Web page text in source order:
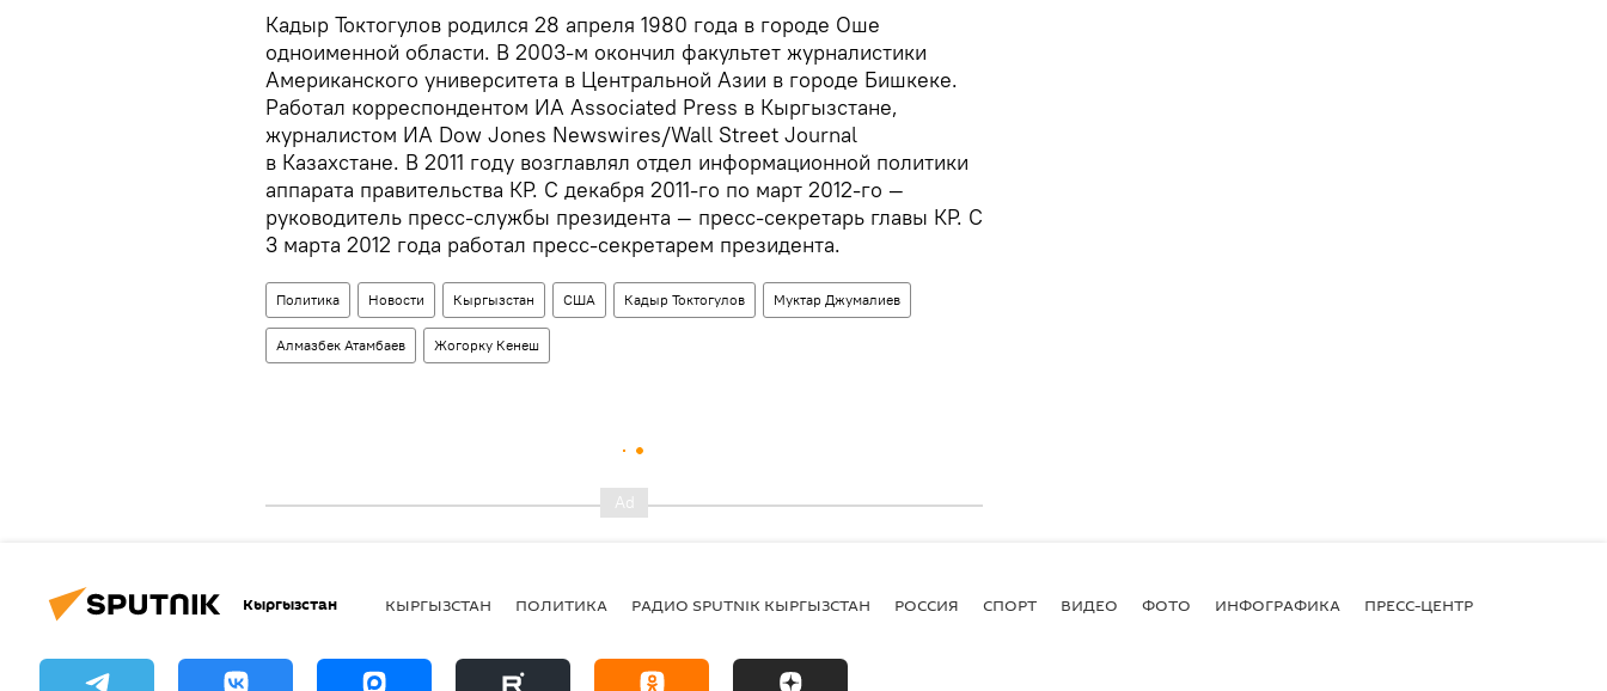
Кадыр Токтогулов родился 28 апреля 1980 года в городе Оше
одноименной области. В 2003-м окончил факультет журналистики
Американского университета в Центральной Азии в городе Бишкеке.
Работал корреспондентом ИА Associated Press в Кыргызстане,
журналистом ИА Dow Jones Newswires/Wall Street Journal
в Казахстане. В 2011 году возглавлял отдел информационной политики
аппарата правительства КР. С декабря 2011-го по март 2012-го —
руководитель пресс-службы президента — пресс-секретарь главы КР. С
3 марта 2012 года работал пресс-секретарем президента.
Политика Новости Кыргызстан США Кадыр Токтогулов Муктар Джумалиев
Алмазбек Атамбаев Жогорку Кенеш
Кыргызстан КЫРГЫЗСТАН ПОЛИТИКА РАДИО SPUTNIK КЫРГЫЗСТАН РОССИЯ СПОРТ ВИДЕО ФОТО ИНФОГРАФИКА ПРЕСС-ЦЕНТР